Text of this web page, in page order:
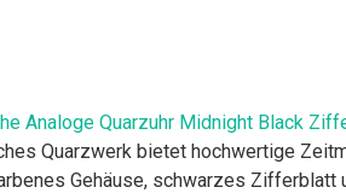
Analoge Quarzuhr Midnight Black
Quarzwerk bietet hochwertige
Gehäuse, schwarzes